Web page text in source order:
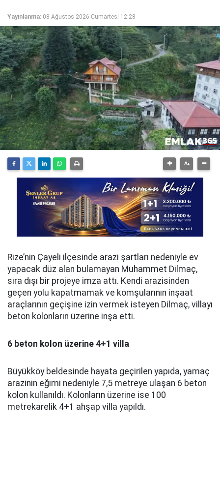
Yayınlanma: 08 Ağustos 2026 Cumartesi 12:28
Rize’nin Çayeli ilçesinde arazi şartları nedeniyle ev
yapacak düz alan bulamayan Muhammet Dilmaç,
sıra dışı bir projeye imza attı. Kendi arazisinden
geçen yolu kapatmamak ve komşularının inşaat
araçlarının geçişine izin vermek isteyen Dilmaç, villayı
beton kolonların üzerine inşa etti.
6 beton kolon üzerine 4+1 villa
Büyükköy beldesinde hayata geçirilen yapıda, yamaç
arazinin eğimi nedeniyle 7,5 metreye ulaşan 6 beton
kolon kullanıldı. Kolonların üzerine ise 100
metrekarelik 4+1 ahşap villa yapıldı.